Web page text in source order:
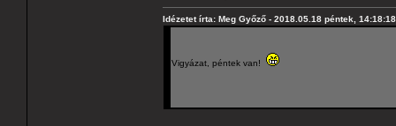
Idézetet írta: Meg Győző - 2018.05.18 péntek, 14:18:18
Vigyázat, péntek van!